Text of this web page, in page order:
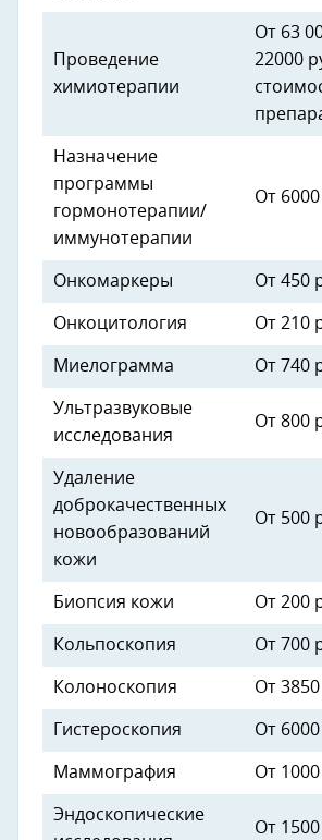
Проведение
химиотерапии
От 63
22000
Назначение
программы
гормонотерапии/
иммунотерапии
От
Онкомаркеры От 450
Онкоцитология От 210
Миелограмма От 740
Ультразвуковые
исследования
От 800
Удаление
доброкачественных
новообразований
кожи
От 500
Биопсия кожи От 200
Кольпоскопия От 700
Колоноскопия От
Гистероскопия От
Маммография От
Эндоскопические
От